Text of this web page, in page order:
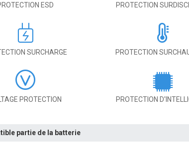
ESD PROTECTION
SURCHARGE PROTECTION
PROTECTION PROTECTION
partie de la batterie